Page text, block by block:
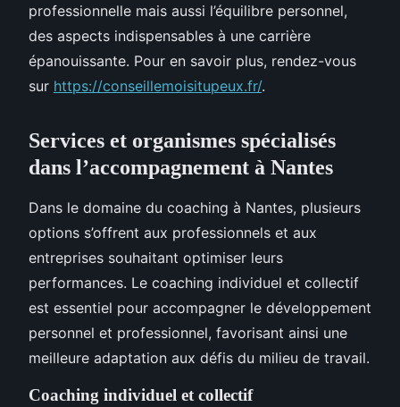
professionnelle mais aussi l’équilibre personnel,
des aspects indispensables à une carrière
épanouissante. Pour en savoir plus, rendez-vous
sur https://conseillemoisitupeux.fr/.
Services et organismes spécialisés
dans l’accompagnement à Nantes
Dans le domaine du coaching à Nantes, plusieurs
options s’offrent aux professionnels et aux
entreprises souhaitant optimiser leurs
performances. Le coaching individuel et collectif
est essentiel pour accompagner le développement
personnel et professionnel, favorisant ainsi une
meilleure adaptation aux défis du milieu de travail.
Coaching individuel et collectif